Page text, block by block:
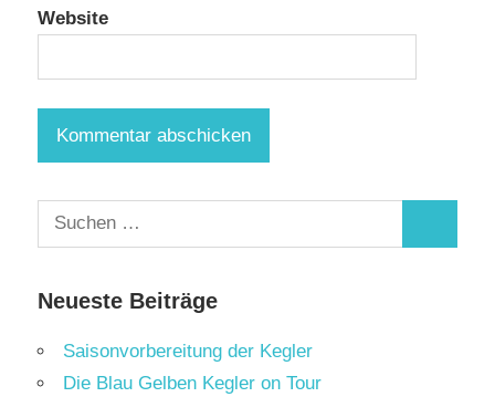
Website
Suchen
nach:
Neueste Beiträge
Saisonvorbereitung der Kegler
Die Blau Gelben Kegler on Tour